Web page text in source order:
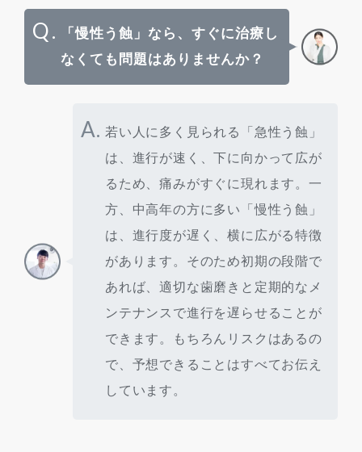
Q.
「慢性う蝕」なら、すぐに治療し
なくても問題はありませんか？
A. 若い人に多く見られる「急性う蝕」
は、進行が速く、下に向かって広が
るため、痛みがすぐに現れます。一
方、中高年の方に多い「慢性う蝕」
は、進行度が遅く、横に広がる特徴
があります。そのため初期の段階で
あれば、適切な歯磨きと定期的なメ
ンテナンスで進行を遅らせることが
できます。もちろんリスクはあるの
で、予想できることはすべてお伝え
しています。